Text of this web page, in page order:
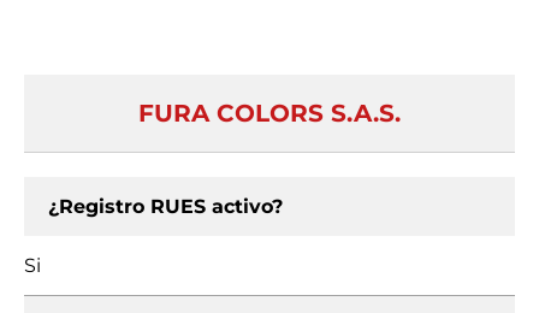
FURA COLORS S.A.S.
¿Registro RUES activo?
Si